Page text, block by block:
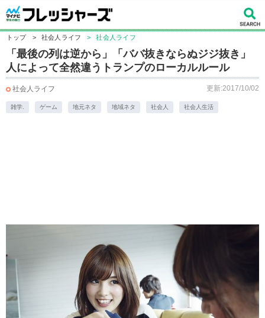
トップ > 社会人ライフ > 社会人ライフ
「最後の列は逆から」「ババ抜きならぬジジ抜き」
人によって全然違うトランプのローカルルール
社会人ライフ 更新:2017/10/02
雑学. ゲーム 地元ネタ 地域ネタ 社会人 社会人生活